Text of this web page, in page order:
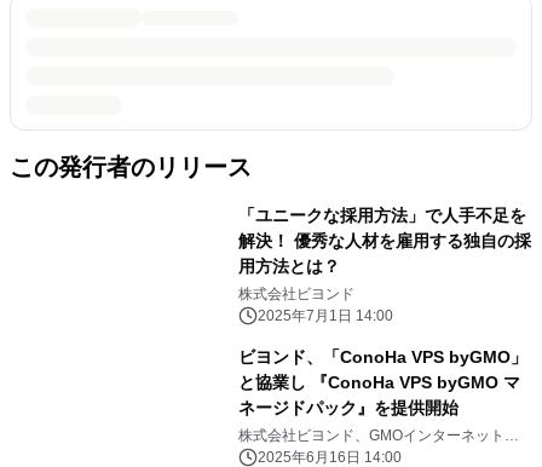
この発行者のリリース
「ユニークな採用方法」で人手不足を
解決！ 優秀な人材を雇用する独自の採
用方法とは？
株式会社ビヨンド
2025年7月1日 14:00
ビヨンド、「ConoHa VPS byGMO」
と協業し 『ConoHa VPS byGMO マ
ネージドパック』を提供開始
株式会社ビヨンド、GMOインターネット株
式会社
2025年6月16日 14:00